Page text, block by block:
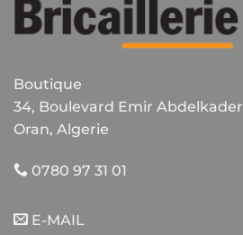
Boutique
34, Boulevard Emir Abdelkader
Oran, Algerie
0780 97 31 01
E-MAIL